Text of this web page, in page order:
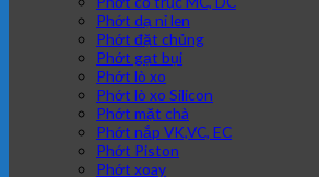
Phớt dạ nỉ len
Phớt đặt chủng
Phớt gạt bụi
Phớt lò xo
Phớt lò xo Silicon
Phớt mặt chà
Phớt nắp VK,VC, EC
Phớt Piston
Phớt xoay